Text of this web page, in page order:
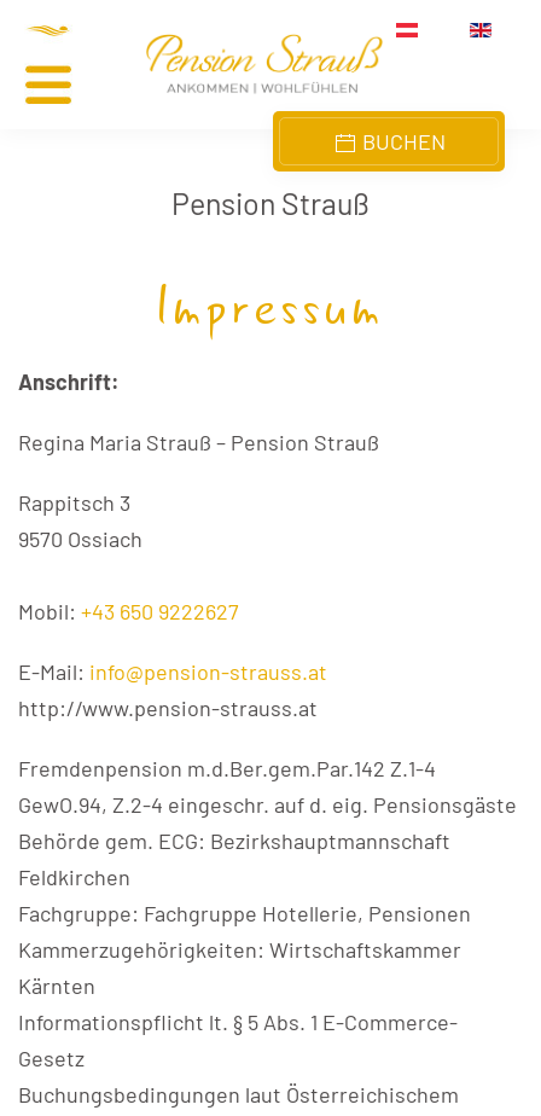
Skip to main content
BUCHEN
Pension Strauß
Impressum
Anschrift:
Regina Maria Strauß – Pension Strauß
Rappitsch 3
9570 Ossiach
Mobil: +43 650 9222627
E-Mail: info@pension-strauss.at
http://www.pension-strauss.at
Fremdenpension m.d.Ber.gem.Par.142 Z.1-4
GewO.94, Z.2-4 eingeschr. auf d. eig. Pensionsgäste
Behörde gem. ECG: Bezirkshauptmannschaft
Feldkirchen
Fachgruppe: Fachgruppe Hotellerie, Pensionen
Kammerzugehörigkeiten: Wirtschaftskammer
Kärnten
Informationspflicht lt. § 5 Abs. 1 E-Commerce-
Gesetz
Buchungsbedingungen laut Österreichischem